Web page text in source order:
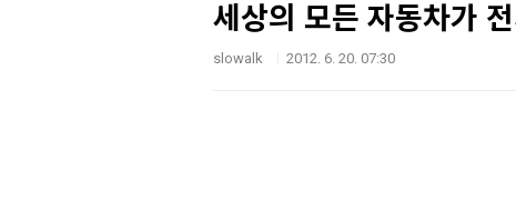
세상의 모든 자동차가
slowalk 2012. 6. 20. 07:30